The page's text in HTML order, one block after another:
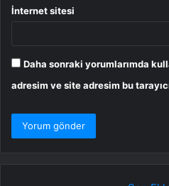
İnternet sitesi
Daha sonraki yorumlarımda
adresim ve site adresim bu